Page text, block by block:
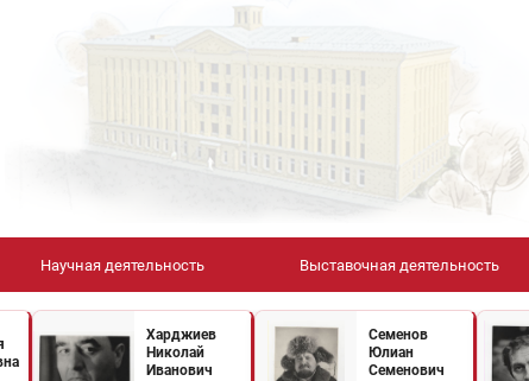
Научная деятельность Выставочная деятельность
Харджиев
Николай
Иванович
Семенов
Юлиан
Семенович